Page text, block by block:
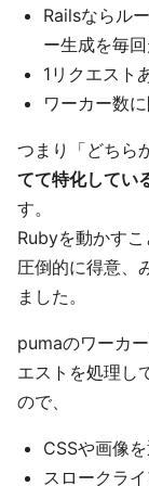
Railsならル
ー生成を毎
1リクエスト
ワーカー数
つまり「どちら
てて特化してい
す。
Rubyを動かす
圧倒的に得意、
ました。
pumaのワーカ
エストを処理し
ので、
CSSや画像
スロークラ